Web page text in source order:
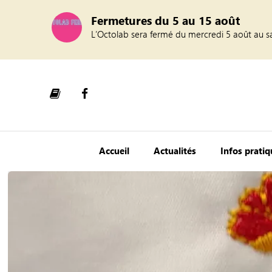
Fermetures du 5 au 15 août
L’Octolab sera fermé du mercredi 5 août au
Accueil Actualités Infos